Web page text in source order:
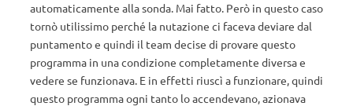
automaticamente alla sonda. Mai fatto. Però in questo caso
tornò utilissimo perché la nutazione ci faceva deviare dal
puntamento e quindi il team decise di provare questo
programma in una condizione completamente diversa e
vedere se funzionava. E in effetti riuscì a funzionare, quindi
questo programma ogni tanto lo accendevano, azionava